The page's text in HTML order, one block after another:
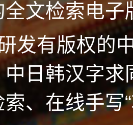
全文检索电子
发有版权的
中日韩汉字
、在线手写